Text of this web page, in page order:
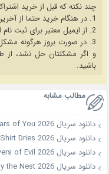
چند نکته که قبل از خرید
1. در هنگام خرید حتما از آخرین نسخه مروگر فایرفاکس یا کروم استفاده کنید.
2. از ایمیل معتبر برای ثبت نام استفاده کنید.
3. در صورت بروز هرگونه مشکل در خرید، ابتدا
و اگر مشکلتان حل نشد، از
باشید.
مطالب مشابه
دانلود سریال 25Years of You 2026
دانلود سریال Until the T-Shirt Dries 2026
دانلود سریال The Flowers of Evil 2026
دانلود سریال Salvation, Swallowed by the Nest 2026